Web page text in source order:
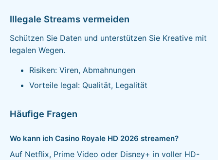
Illegale Streams vermeiden
Schützen Sie Daten und unterstützen Sie Kreative mit
legalen Wegen.
Risiken: Viren, Abmahnungen
Vorteile legal: Qualität, Legalität
Häufige Fragen
Wo kann ich Casino Royale HD 2026 streamen?
Auf Netflix, Prime Video oder Disney+ in voller HD-